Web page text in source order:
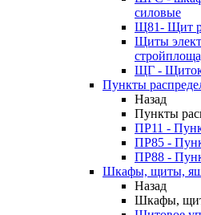
силовые
Щ81- Щит
Щиты
ЩГ -
Пункты
Назад
Пункты
ПР11 -
ПР85 -
ПР88 -
Шкафы, щиты,
Назад
Шкафы,